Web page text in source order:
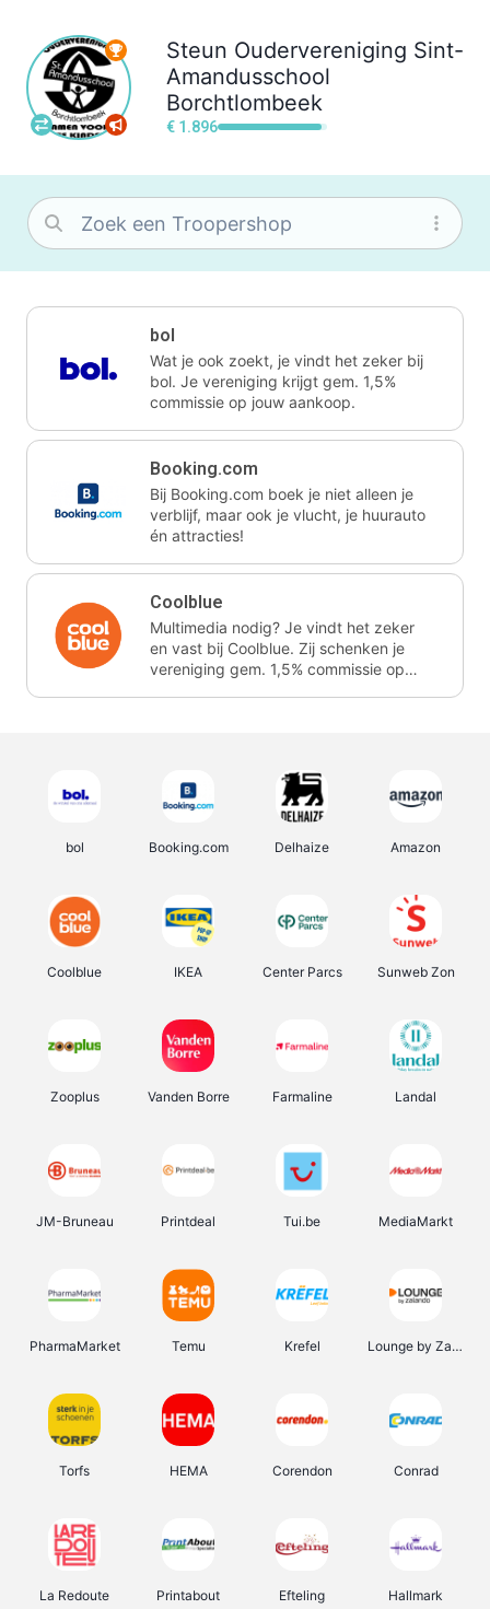
Steun Oudervereniging Sint-
Amandusschool
Borchtlombeek
€ 1.896
bol
Wat je ook zoekt, je vindt het zeker bij
bol. Je vereniging krijgt gem. 1,5%
commissie op jouw aankoop.
Booking.com
Bij Booking.com boek je niet alleen je
verblijf, maar ook je vlucht, je huurauto
én attracties!
Coolblue
Multimedia nodig? Je vindt het zeker
en vast bij Coolblue. Zij schenken je
vereniging gem. 1,5% commissie op
bol Booking.com Delhaize Amazon
Coolblue IKEA Center Parcs Sunweb Zon
Zooplus Vanden Borre Farmaline Landal
JM-Bruneau Printdeal Tui.be MediaMarkt
PharmaMarket Temu Krefel Lounge by Zalando
Torfs HEMA Corendon Conrad
La Redoute Printabout Efteling Hallmark